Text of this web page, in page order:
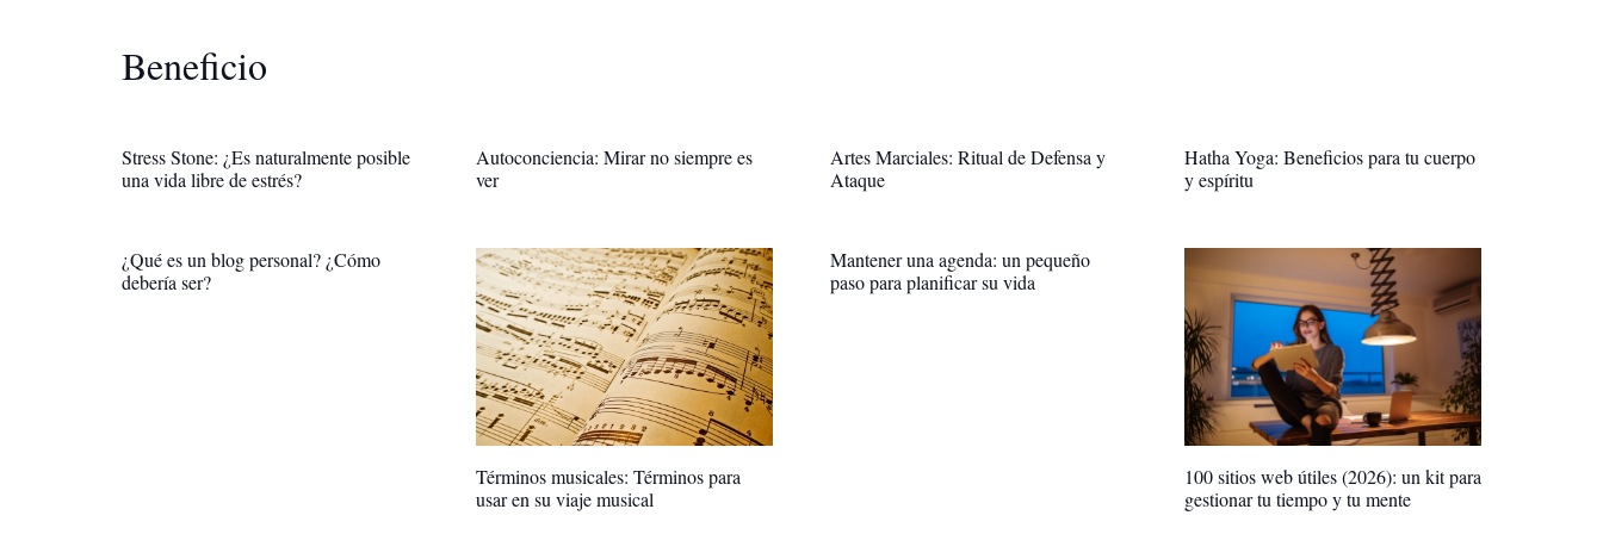
Beneficio
Stress Stone: ¿Es naturalmente posible
una vida libre de estrés?
Autoconciencia: Mirar no siempre es
ver
Artes Marciales: Ritual de Defensa y
Ataque
Hatha Yoga: Beneficios para tu cuerpo
y espíritu
¿Qué es un blog personal? ¿Cómo
debería ser?
Términos musicales: Términos para
usar en su viaje musical
Mantener una agenda: un pequeño
paso para planificar su vida
100 sitios web útiles (2026): un kit para
gestionar tu tiempo y tu mente